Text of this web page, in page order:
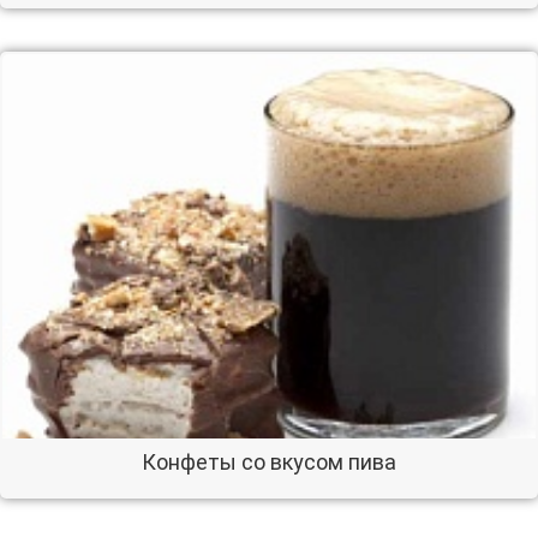
Конфеты со вкусом пива